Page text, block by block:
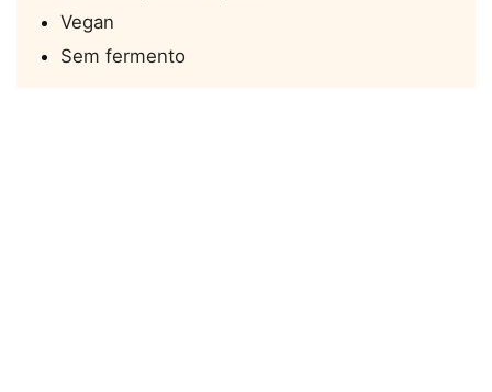
Vegan
Sem fermento